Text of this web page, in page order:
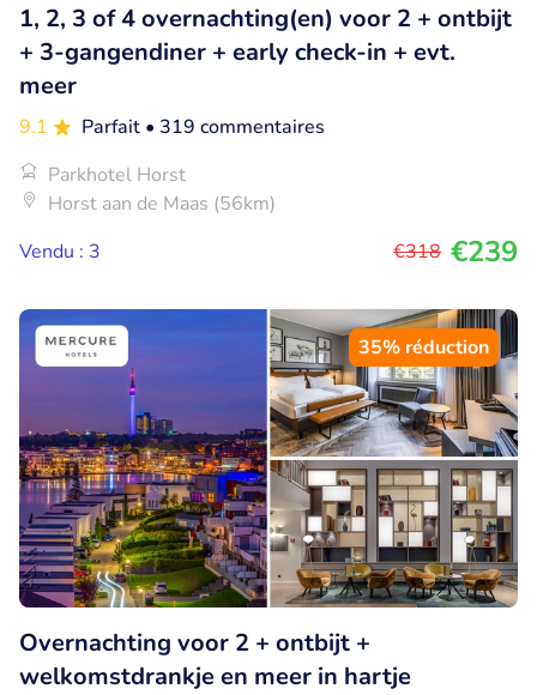
1, 2, 3 of 4 overnachting(en) voor 2 + ontbijt
+ 3-gangendiner + early check-in + evt.
meer
9.1 Parfait • 319 commentaires
Parkhotel Horst
Horst aan de Maas (56km)
Vendu : 3
€318 €239
35% réduction
Overnachting voor 2 + ontbijt +
welkomstdrankje en meer in hartje